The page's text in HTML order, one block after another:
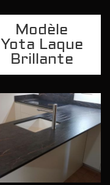
Modèle
Yota Laque
Brillante